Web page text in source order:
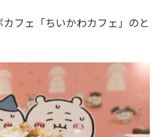
フェ「ちいかわカフェ」のと